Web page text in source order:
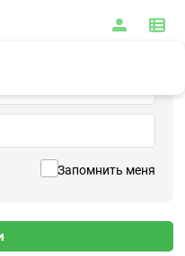
Запомнить меня
комплексы / Светильники /
1.1 - Зенит МК-1.1-3 Вт